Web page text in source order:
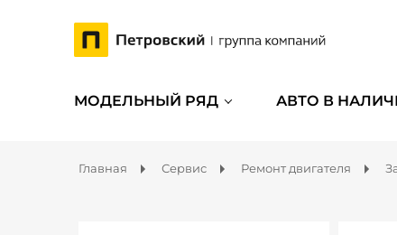
МОДЕЛЬНЫЙ РЯД АВТО В
Главная Сервис Ремонт двигателя